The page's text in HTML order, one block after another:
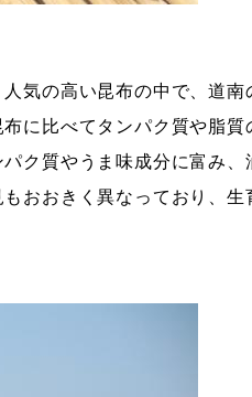
気の高い昆布の中で、道南
に比べてタンパク質や脂質
ク質やうま味成分に富み、
おおきく異なっており、生